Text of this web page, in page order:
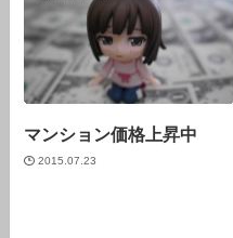
マンション価格上昇中
2015.07.23